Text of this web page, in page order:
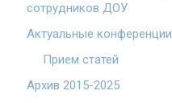
сотрудников ДОУ
Актуальные конференции
Прием статей
Архив 2015-2025